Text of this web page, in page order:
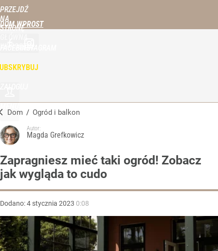
PRZEJDŹ
NA
STRONĘ
DOM WPROST
Dom / Ogród i balkon
Autor:
Magda Grefkowicz
Zapragniesz mieć taki ogród! Zobacz
jak wygląda to cudo
Dodano:4 stycznia 2023 0:08